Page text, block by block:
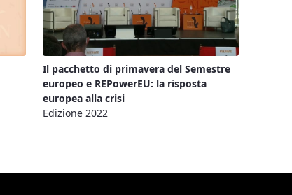
Il pacchetto di primavera del Semestre
europeo e REPowerEU: la risposta
europea alla crisi
Edizione 2022